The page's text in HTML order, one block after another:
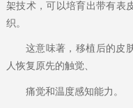
架技术，可以培育出带有表
织。
这意味著，移植后的皮
人恢复原先的触觉、
痛觉和温度感知能力。